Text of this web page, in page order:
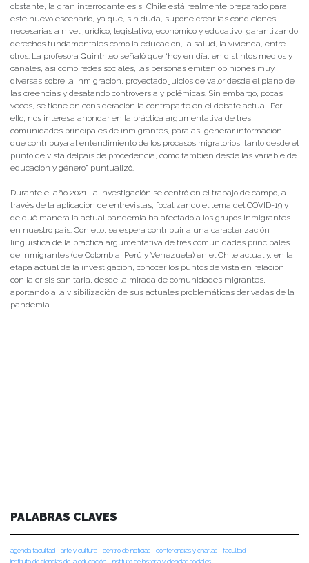
obstante, la gran interrogante es si Chile está realmente preparado para
este nuevo escenario, ya que, sin duda, supone crear las condiciones
necesarias a nivel jurídico, legislativo, económico y educativo, garantizando
derechos fundamentales como la educación, la salud, la vivienda, entre
otros. La profesora Quintrileo señaló que “hoy en día, en distintos medios y
canales, así como redes sociales, las personas emiten opiniones muy
diversas sobre la inmigración, proyectado juicios de valor desde el plano de
las creencias y desatando controversia y polémicas. Sin embargo, pocas
veces, se tiene en consideración la contraparte en el debate actual. Por
ello, nos interesa ahondar en la práctica argumentativa de tres
comunidades principales de inmigrantes, para así generar información
que contribuya al entendimiento de los procesos migratorios, tanto desde el
punto de vista delpaís de procedencia, como también desde las variable de
educación y género” puntualizó.
Durante el año 2021, la investigación se centró en el trabajo de campo, a
través de la aplicación de entrevistas, focalizando el tema del COVID-19 y
de qué manera la actual pandemia ha afectado a los grupos inmigrantes
en nuestro país. Con ello, se espera contribuir a una caracterización
lingüística de la práctica argumentativa de tres comunidades principales
de inmigrantes (de Colombia, Perú y Venezuela) en el Chile actual y, en la
etapa actual de la investigación, conocer los puntos de vista en relación
con la crisis sanitaria, desde la mirada de comunidades migrantes,
aportando a la visibilización de sus actuales problemáticas derivadas de la
pandemia.
PALABRAS CLAVES
agenda facultad arte y cultura centro de noticias conferencias y charlas
facultad